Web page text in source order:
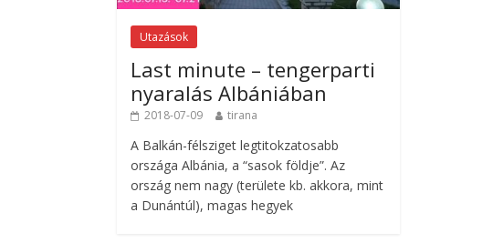
Utazások
Last minute – tengerparti
nyaralás Albániában
2018-07-09 tirana
A Balkán-félsziget legtitokzatosabb
országa Albánia, a “sasok földje”. Az
ország nem nagy (területe kb. akkora, mint
a Dunántúl), magas hegyek